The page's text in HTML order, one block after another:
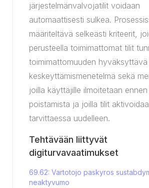
järjestelmänvalvojatilit voidaan
automaattisesti sulkea.
määriteltävä selkeästi kriteerit,
perusteella toimimattomat tilit
toimimattomuuden
keskeyttämismenetelmä sekä
joilla käyttäjille ilmoitetaan
poistamista ja joilla tilit
tarvittaessa uudelleen.
Tehtävään liittyvät
digiturvavaatimukset
69.62: Vartotojo paskyros
neaktyvumo